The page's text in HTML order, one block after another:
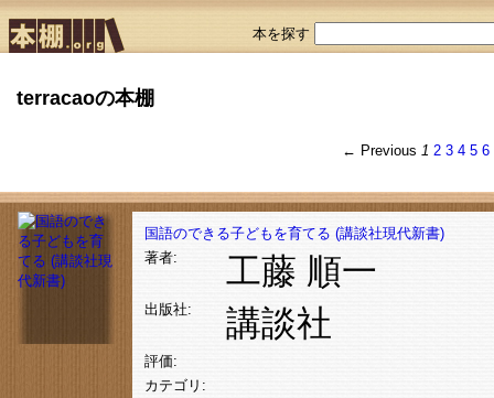
本を探す
terracaoの本棚
← Previous 1 2 3 4 5 6
国語のできる子どもを育てる (講談社現代新書)
著者:
工藤 順一
出版社: 講談社
評価:
カテゴリ: